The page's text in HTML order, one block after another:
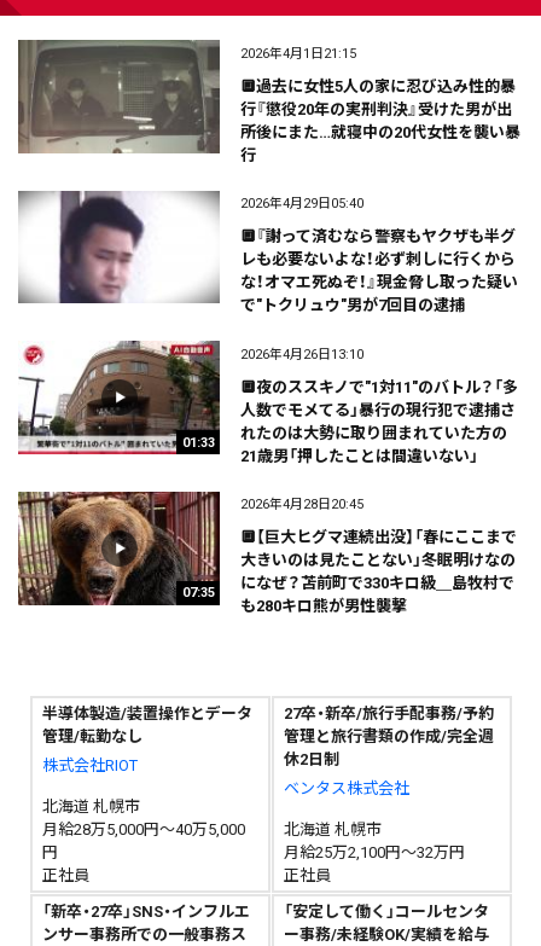
2026年4月1日21:15
🔲過去に女性5人の家に忍び込み性的暴
行『懲役20年の実刑判決』受けた男が出
所後にまた…就寝中の20代女性を襲い暴
行
2026年4月29日05:40
🔲『謝って済むなら警察もヤクザも半グ
レも必要ないよな！必ず刺しに行くから
な！オマエ死ぬぞ！』現金脅し取った疑い
で"トクリュウ"男が7回目の逮捕
01:33
2026年4月26日13:10
🔲夜のススキノで"1対11"のバトル？「多
人数でモメてる」暴行の現行犯で逮捕さ
れたのは大勢に取り囲まれていた方の
21歳男「押したことは間違いない」
07:35
2026年4月28日20:45
🔲【巨大ヒグマ連続出没】「春にここまで
大きいのは見たことない」冬眠明けなの
になぜ？苫前町で330キロ級＿島牧村で
も280キロ熊が男性襲撃
半導体製造/装置操作とデータ
管理/転勤なし
株式会社RIOT
北海道 札幌市
月給28万5,000円～40万5,000
円
正社員
27卒・新卒/旅行手配事務/予約
管理と旅行書類の作成/完全週
休2日制
ベンタス株式会社
北海道 札幌市
月給25万2,100円～32万円
正社員
「新卒・27卒」SNS・インフルエ
ンサー事務所での一般事務ス
「安定して働く」コールセンタ
ー事務/未経験OK/実績を給与